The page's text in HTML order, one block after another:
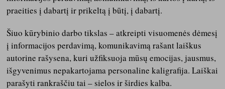
praeities į dabartį ir prikeltą į būtį, į dabartį.
Šiuo kūrybinio darbo tikslas – atkreipti visuomenės dėmesį
į informacijos perdavimą, komunikavimą rašant laiškus
autorine rašysena, kuri užfiksuoja mūsų emocijas, jausmus,
išgyvenimus nepakartojama personaline kaligrafija. Laiškai
parašyti rankraščiu tai – sielos ir širdies kalba.